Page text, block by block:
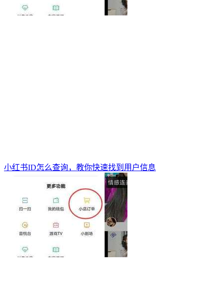
小红书ID怎么查询，教你快速找到用户信息